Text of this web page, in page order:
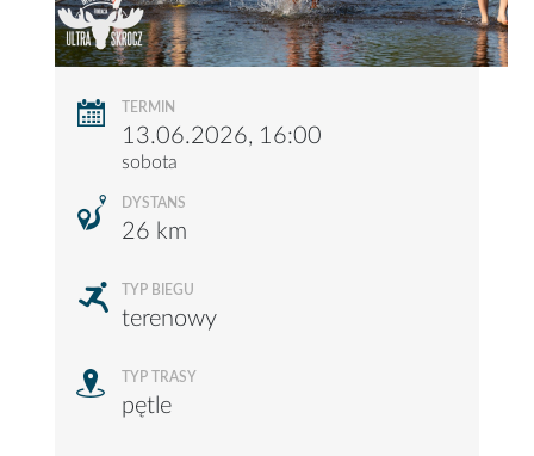
TERMIN
13.06.2026, 16:00
sobota
DYSTANS
26 km
TYP BIEGU
terenowy
TYP TRASY
pętle